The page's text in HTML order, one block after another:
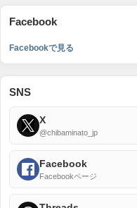
Facebook
Facebookで見る
SNS
X
@chibaminato_jp
Facebook
Facebookページ